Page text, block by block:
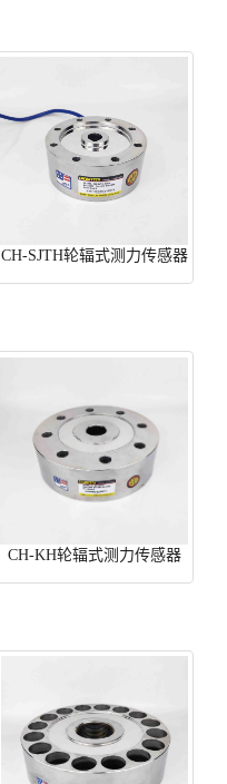
CH-SJTH轮辐式测力传感器
CH-KH轮辐式测力传感器